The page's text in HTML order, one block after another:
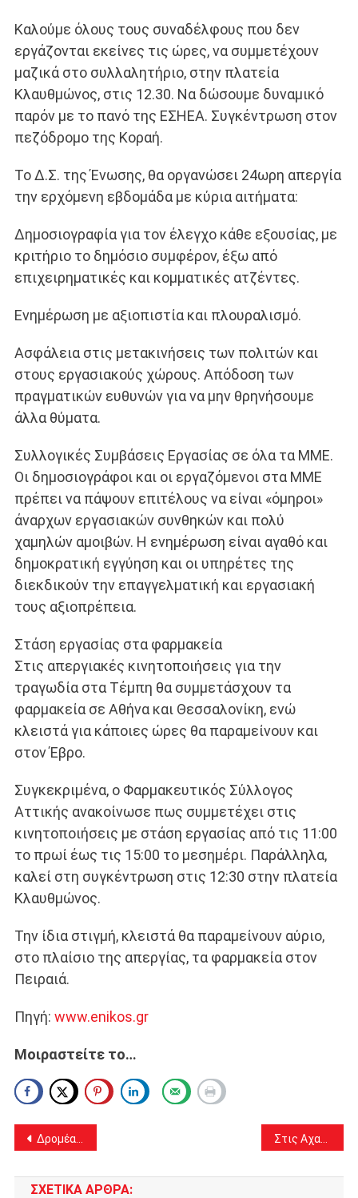
Καλούμε όλους τους συναδέλφους που δεν
εργάζονται εκείνες τις ώρες, να συμμετέχουν
μαζικά στο συλλαλητήριο, στην πλατεία
Κλαυθμώνος, στις 12.30. Να δώσουμε δυναμικό
παρόν με το πανό της ΕΣΗΕΑ. Συγκέντρωση στον
πεζόδρομο της Κοραή.
Το Δ.Σ. της Ένωσης, θα οργανώσει 24ωρη απεργία
την ερχόμενη εβδομάδα με κύρια αιτήματα:
Δημοσιογραφία για τον έλεγχο κάθε εξουσίας, με
κριτήριο το δημόσιο συμφέρον, έξω από
επιχειρηματικές και κομματικές ατζέντες.
Ενημέρωση με αξιοπιστία και πλουραλισμό.
Ασφάλεια στις μετακινήσεις των πολιτών και
στους εργασιακούς χώρους. Απόδοση των
πραγματικών ευθυνών για να μην θρηνήσουμε
άλλα θύματα.
Συλλογικές Συμβάσεις Εργασίας σε όλα τα ΜΜΕ.
Οι δημοσιογράφοι και οι εργαζόμενοι στα ΜΜΕ
πρέπει να πάψουν επιτέλους να είναι «όμηροι»
άναρχων εργασιακών συνθηκών και πολύ
χαμηλών αμοιβών. Η ενημέρωση είναι αγαθό και
δημοκρατική εγγύηση και οι υπηρέτες της
διεκδικούν την επαγγελματική και εργασιακή
τους αξιοπρέπεια.
Στάση εργασίας στα φαρμακεία
Στις απεργιακές κινητοποιήσεις για την
τραγωδία στα Τέμπη θα συμμετάσχουν τα
φαρμακεία σε Αθήνα και Θεσσαλονίκη, ενώ
κλειστά για κάποιες ώρες θα παραμείνουν και
στον Έβρο.
Συγκεκριμένα, ο Φαρμακευτικός Σύλλογος
Αττικής ανακοίνωσε πως συμμετέχει στις
κινητοποιήσεις με στάση εργασίας από τις 11:00
το πρωί έως τις 15:00 το μεσημέρι. Παράλληλα,
καλεί στη συγκέντρωση στις 12:30 στην πλατεία
Κλαυθμώνος.
Την ίδια στιγμή, κλειστά θα παραμείνουν αύριο,
στο πλαίσιο της απεργίας, τα φαρμακεία στον
Πειραιά.
Πηγή: www.enikos.gr
Μοιραστείτε το…
Πλοήγηση
άρθρων
Δρομέας ετών 82 από το Μενίδι: πρωταθλητής μαραθωνοδρόμος και πρωταθλητής στις καρδιές μας!
ΣΧΕΤΙΚΆ ΆΡΘΡΑ: